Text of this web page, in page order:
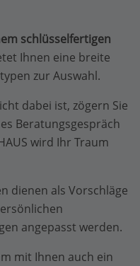
schlüsselfertigen
Ihnen eine breite
zur Auswahl.
dabei ist, zögern Sie
Beratungsgespräch
wird Ihr Traum
dienen als Vorschläge
angepasst werden.
mit Ihnen auch ein